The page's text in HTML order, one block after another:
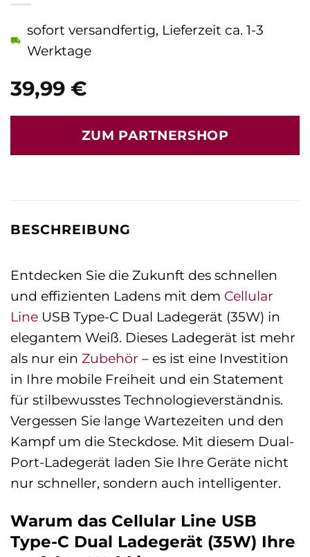
39,99 €
sofort versandfertig, Lieferzeit ca. 1-3
Werktage
ZUM PARTNERSHOP
BESCHREIBUNG
Entdecken Sie die Zukunft des schnellen
und effizienten Ladens mit dem Cellular
Line USB Type-C Dual Ladegerät (35W) in
elegantem Weiß. Dieses Ladegerät ist mehr
als nur ein Zubehör – es ist eine Investition
in Ihre mobile Freiheit und ein Statement
für stilbewusstes Technologieverständnis.
Vergessen Sie lange Wartezeiten und den
Kampf um die Steckdose. Mit diesem Dual-
Port-Ladegerät laden Sie Ihre Geräte nicht
nur schneller, sondern auch intelligenter.
Warum das Cellular Line USB
Type-C Dual Ladegerät (35W) Ihre